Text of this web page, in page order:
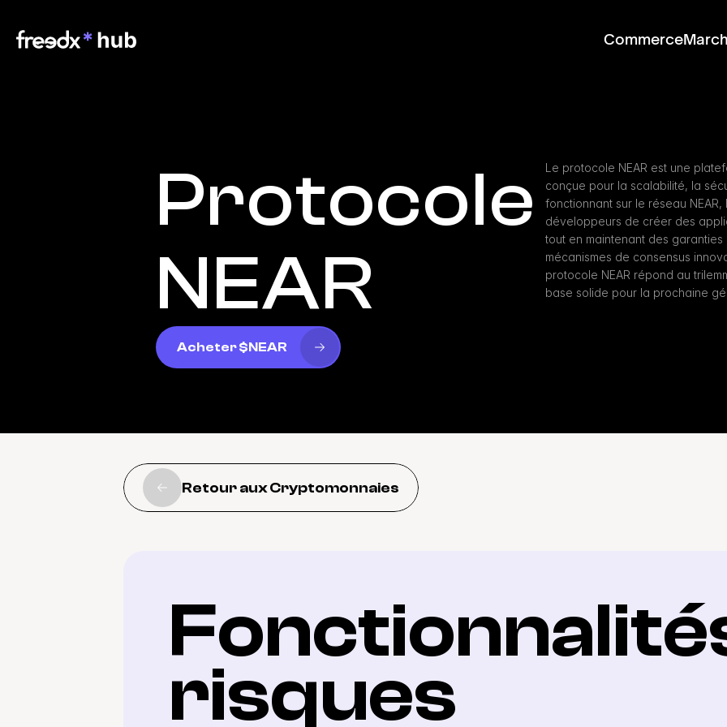
Commerce
Protocole
NEAR
Acheter $NEAR
Le protocole NEAR est une
conçue pour la scalabilité, la
fonctionnant sur le réseau
développeurs de créer des
tout en maintenant des
mécanismes de consensus
protocole NEAR répond au
base solide pour la prochaine
Retour aux Cryptomonnaies
risques